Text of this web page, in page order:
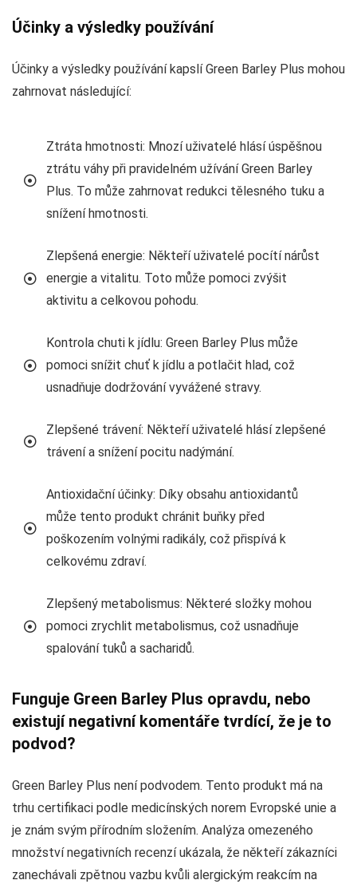
Účinky a výsledky používání
Účinky a výsledky používání kapslí Green Barley Plus mohou
zahrnovat následující:
Ztráta hmotnosti: Mnozí uživatelé hlásí úspěšnou
ztrátu váhy při pravidelném užívání Green Barley
Plus. To může zahrnovat redukci tělesného tuku a
snížení hmotnosti.
Zlepšená energie: Někteří uživatelé pocítí nárůst
energie a vitalitu. Toto může pomoci zvýšit
aktivitu a celkovou pohodu.
Kontrola chuti k jídlu: Green Barley Plus může
pomoci snížit chuť k jídlu a potlačit hlad, což
usnadňuje dodržování vyvážené stravy.
Zlepšené trávení: Někteří uživatelé hlásí zlepšené
trávení a snížení pocitu nadýmání.
Antioxidační účinky: Díky obsahu antioxidantů
může tento produkt chránit buňky před
poškozením volnými radikály, což přispívá k
celkovému zdraví.
Zlepšený metabolismus: Některé složky mohou
pomoci zrychlit metabolismus, což usnadňuje
spalování tuků a sacharidů.
Funguje Green Barley Plus opravdu, nebo
existují negativní komentáře tvrdící, že je to
podvod?
Green Barley Plus není podvodem. Tento produkt má na
trhu certifikaci podle medicínských norem Evropské unie a
je znám svým přírodním složením. Analýza omezeného
množství negativních recenzí ukázala, že někteří zákazníci
zanechávali zpětnou vazbu kvůli alergickým reakcím na